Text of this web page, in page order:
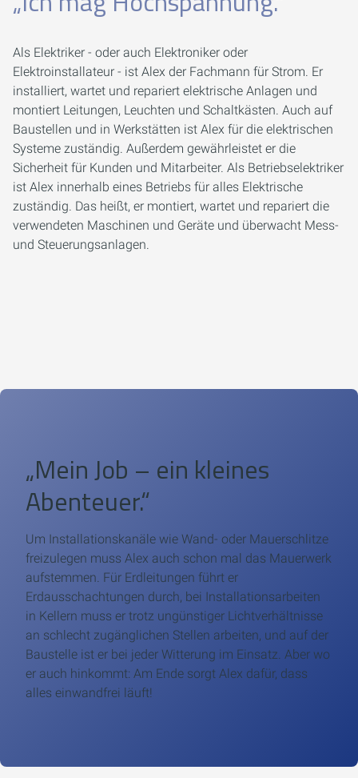
Als Elektriker - oder auch Elektroniker oder
Elektroinstallateur - ist Alex der Fachmann für Strom. Er
installiert, wartet und repariert elektrische Anlagen und
montiert Leitungen, Leuchten und Schaltkästen. Auch auf
Baustellen und in Werkstätten ist Alex für die elektrischen
Systeme zuständig. Außerdem gewährleistet er die
Sicherheit für Kunden und Mitarbeiter. Als Betriebselektriker
ist Alex innerhalb eines Betriebs für alles Elektrische
zuständig. Das heißt, er montiert, wartet und repariert die
verwendeten Maschinen und Geräte und überwacht Mess-
und Steuerungsanlagen.
„Mein Job – ein kleines
Abenteuer.“
Um Installationskanäle wie Wand- oder Mauerschlitze
freizulegen muss Alex auch schon mal das Mauerwerk
aufstemmen. Für Erdleitungen führt er
Erdausschachtungen durch, bei Installationsarbeiten
in Kellern muss er trotz ungünstiger Lichtverhältnisse
an schlecht zugänglichen Stellen arbeiten, und auf der
Baustelle ist er bei jeder Witterung im Einsatz. Aber wo
er auch hinkommt: Am Ende sorgt Alex dafür, dass
alles einwandfrei läuft!